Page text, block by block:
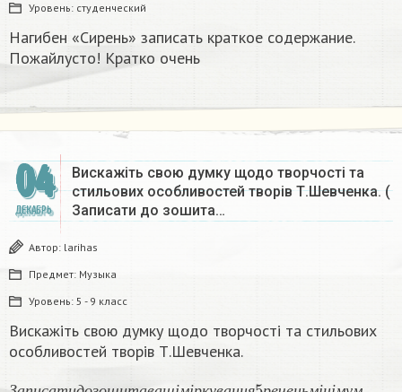
Уровень: студенческий
Нагибен «Сирень» записать краткое содержание.
Пожайлусто! Кратко очень
04
ДЕКАБРЬ
Вискажіть свою думку щодо творчості та
стильових особливостей творів Т.Шевченка. (
Записати до зошита…
Автор: larihas
Предмет: Музыка
Уровень: 5 - 9 класс
Вискажіть свою думку щодо творчості та стильових
особливостей творів Т.Шевченка.
З д і і я5 м н